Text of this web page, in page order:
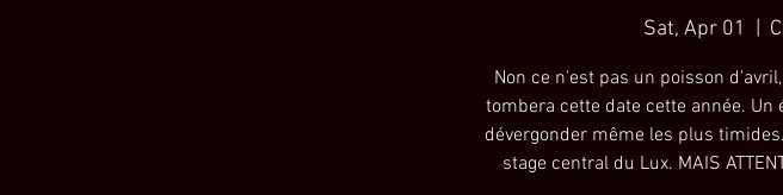
Sat, Apr 01
  |
Non ce n'est pas un poisson
tombera cette date cette année.
dévergonder même les plus
stage central du Lux. MAIS